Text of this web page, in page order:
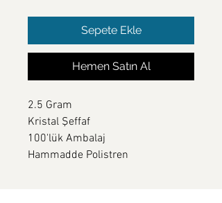
Sepete Ekle
Hemen Satın Al
2.5 Gram
Kristal Şeffaf
100'lük Ambalaj
Hammadde Polistren